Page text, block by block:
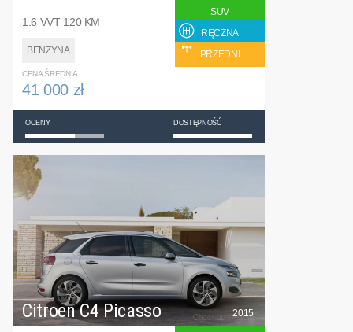
1.6 VVT 120 KM
BENZYNA
SUV
RĘCZNA
PRZEDNI
CENA ŚREDNIA
41 000 zł
OCENY DOSTĘPNOŚĆ
Citroen C4 Picasso 2015